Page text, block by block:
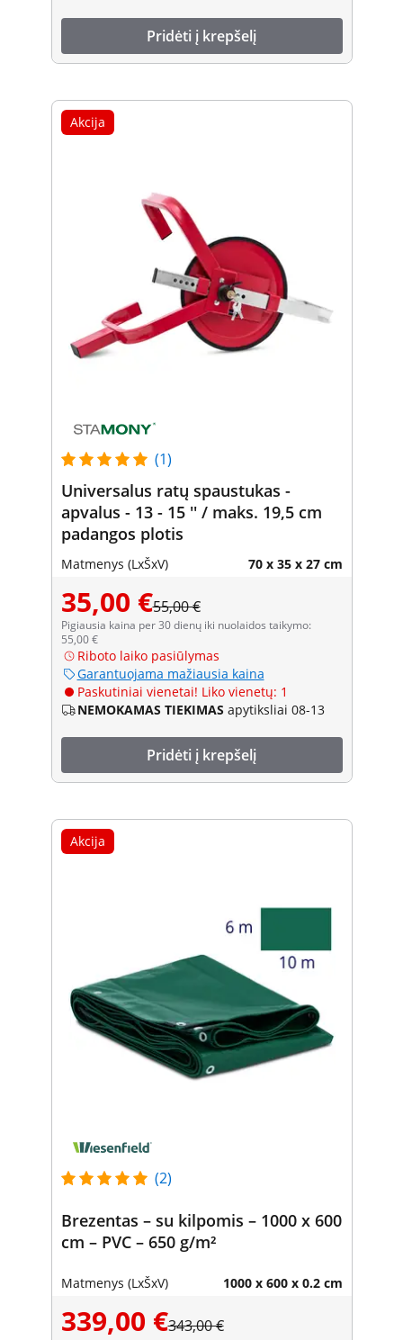
Pridėti į krepšelį
Akcija
(1)
Universalus ratų spaustukas -
apvalus - 13 - 15 '' / maks. 19,5 cm
padangos plotis
Matmenys (LxŠxV) 70 x 35 x 27 cm
35,00 €55,00 €
Pigiausia kaina per 30 dienų iki nuolaidos taikymo:
55,00 €
Riboto laiko pasiūlymas
Garantuojama mažiausia kaina
Paskutiniai vienetai! Liko vienetų: 1
NEMOKAMAS TIEKIMAS apytiksliai 08-13
Pridėti į krepšelį
Akcija
(2)
Brezentas – su kilpomis – 1000 x 600
cm – PVC – 650 g/m²
Matmenys (LxŠxV) 1000 x 600 x 0.2 cm
339,00 €343,00 €